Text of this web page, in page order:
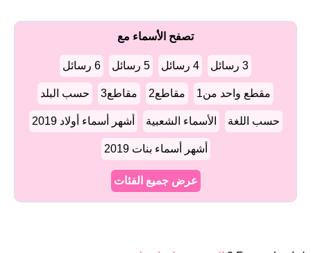
تصفح الأسماء مع
3 رسائل 4 رسائل 5 رسائل 6 رسائل
مقطع واحد من1 مقاطع2 مقاطع3 حسب البلد
حسب اللغة الأسماء الشعبية أشهر أسماء أولاد 2019
أشهر أسماء بنات 2019
عرض جميع الفئات